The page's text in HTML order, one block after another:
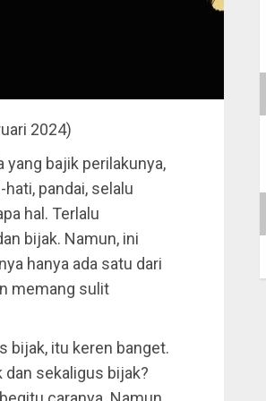
2024)
yang bajik perilakunya,
pandai, selalu
hal. Terlalu
bijak. Namun, ini
hanya ada satu dari
memang sulit
bijak, itu keren banget.
dan sekaligus bijak?